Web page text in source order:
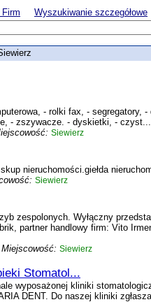
Firm Wyszukiwanie szczegółowe
- rolki fax, - segregatory, -
- zszywacze. - dyskietki, - czyst...
Siewierz
nieruchomości.giełda
Siewierz
zespolonych. Wyłączny
partner handlowy firm: Vito
Siewierz
Stomatol...
wyposażonej kliniki
DENT. Do naszej kliniki